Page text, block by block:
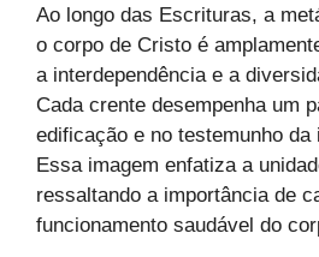
Ao longo das Escrituras, a
o corpo de Cristo é
a interdependência e a
Cada crente desempenha um
edificação e no testemunho da
Essa imagem enfatiza a
ressaltando a importância de
funcionamento saudável do